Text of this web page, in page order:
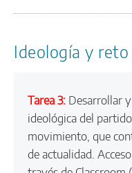
Ideología y reto
Tarea 3: Desarrollar
ideológica del
movimiento, que
de actualidad.